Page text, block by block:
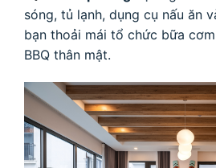
sóng, tủ lạnh, dụng cụ nấu ăn
bạn thoải mái tổ chức bữa
BBQ thân mật.